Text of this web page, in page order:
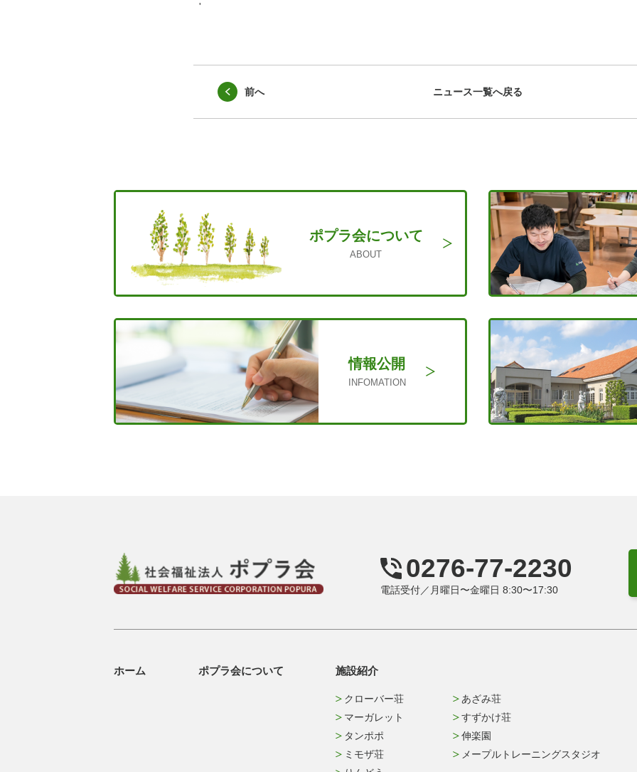
'
前へ ニュース一覧へ戻る
ポプラ会について
ABOUT
情報公開
INFOMATION
0276-77-2230
電話受付／月曜日〜金曜日 8:30〜17:30
ホーム ポプラ会について 施設紹介
クローバー荘
マーガレット
タンポポ
ミモザ荘
あざみ荘
すずかけ荘
伸楽園
メープルトレーニングスタジオ